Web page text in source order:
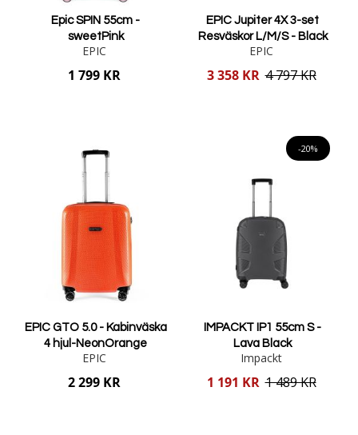
Epic SPIN 55cm -
sweetPink
EPIC
1 799 KR
EPIC Jupiter 4X 3-set
Resväskor L/M/S - Black
EPIC
Reducerat
3 358 KR 4 797 KR
EPIC GTO 5.0 - Kabinväska
4 hjul-NeonOrange
EPIC
2 299 KR
-20%
IMPACKT IP1 55cm S -
Lava Black
Impackt
Reducerat
1 191 KR 1 489 KR